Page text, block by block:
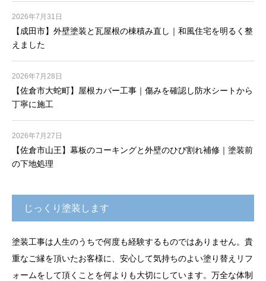
【成田市】外壁塗装と瓦屋根の棟積み直し｜和風住宅を明るく整
えました
2026年7月31日
【佐倉市大蛇町】屋根カバー工事｜傷みを確認し防水シートから
丁寧に施工
2026年7月28日
【佐倉市山王】幕板のコーキングと外壁のひび割れ補修｜塗装前
の下地処理
2026年7月27日
じっくり塗装します
塗装工事は人生のうちで何度も経験するものではありません。貴
重なご縁を頂いたお客様に、安心して気持ちのよい塗り替えリフ
ォームをして頂くことを何よりも大切にしています。万全な体制